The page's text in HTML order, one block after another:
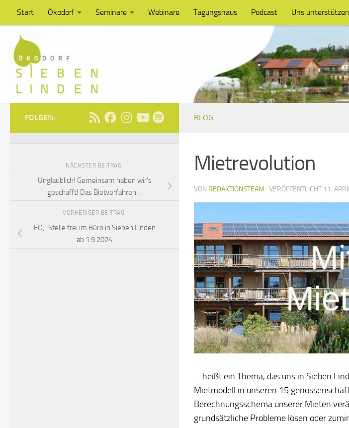
Unter dem Inhalt
Start Ökodorf Seminare Webinare Tagungshaus Podcast Uns unterstützen
BLOG
Mietrevolution
VON REDAKTIONSTEAM · VERÖFFENTLICHT 11.
… heißt ein Thema, das uns in Sieben
Mietmodell in unseren 15
Berechnungsschema unserer Mieten
grundsätzliche Probleme lösen oder
FOLGEN:
NÄCHSTER BEITRAG
Unglaublich! Gemeinsam haben wir’s
geschafft! Das Bietverfahren…
VORHERIGER BEITRAG
FÖJ-Stelle frei im Büro in Sieben Linden
ab 1.9.2024